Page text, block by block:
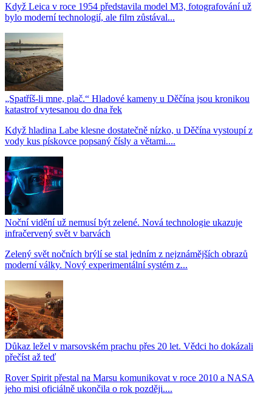
Když Leica v roce 1954 představila model M3, fotografování už
bylo moderní technologií, ale film zůstával...
„Spatříš-li mne, plač.“ Hladové kameny u Děčína jsou kronikou
katastrof vytesanou do dna řek
Když hladina Labe klesne dostatečně nízko, u Děčína vystoupí z
vody kus pískovce popsaný čísly a větami....
Noční vidění už nemusí být zelené. Nová technologie ukazuje
infračervený svět v barvách
Zelený svět nočních brýlí se stal jedním z nejznámějších obrazů
moderní války. Nový experimentální systém z...
Důkaz ležel v marsovském prachu přes 20 let. Vědci ho dokázali
přečíst až teď
Rover Spirit přestal na Marsu komunikovat v roce 2010 a NASA
jeho misi oficiálně ukončila o rok později....